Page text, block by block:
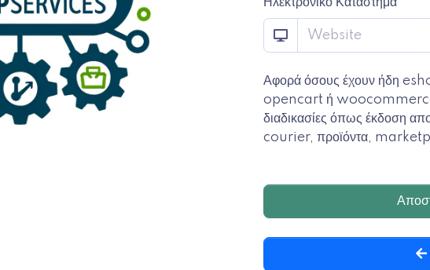
Αφορά όσους έχουν ήδη
opencart ή woocommerce
διαδικασίες όπως έκδοση
courier, προϊόντα,